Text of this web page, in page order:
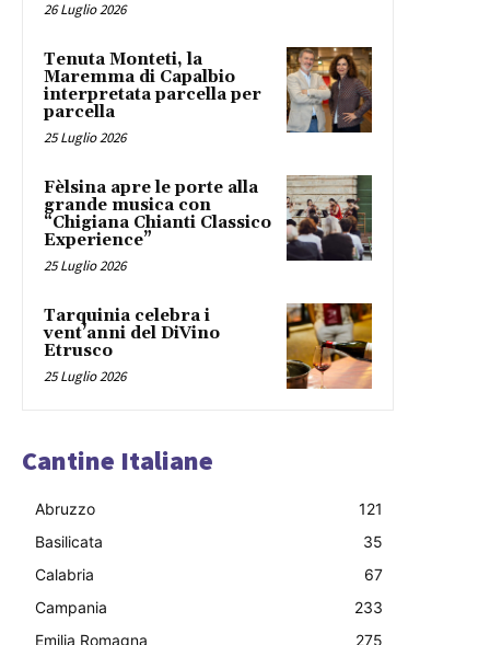
26 Luglio 2026
Tenuta Monteti, la
Maremma di Capalbio
interpretata parcella per
parcella
25 Luglio 2026
Fèlsina apre le porte alla
grande musica con
“Chigiana Chianti Classico
Experience”
25 Luglio 2026
Tarquinia celebra i
vent’anni del DiVino
Etrusco
25 Luglio 2026
Cantine Italiane
Abruzzo
121
Basilicata
35
Calabria
67
Campania
233
Emilia Romagna
275